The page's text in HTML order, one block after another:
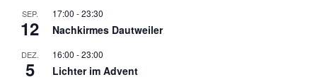
SEP.
12
17:00 -23:30
Nachkirmes Dautweiler
DEZ.
5
16:00 -23:00
Lichter im Advent